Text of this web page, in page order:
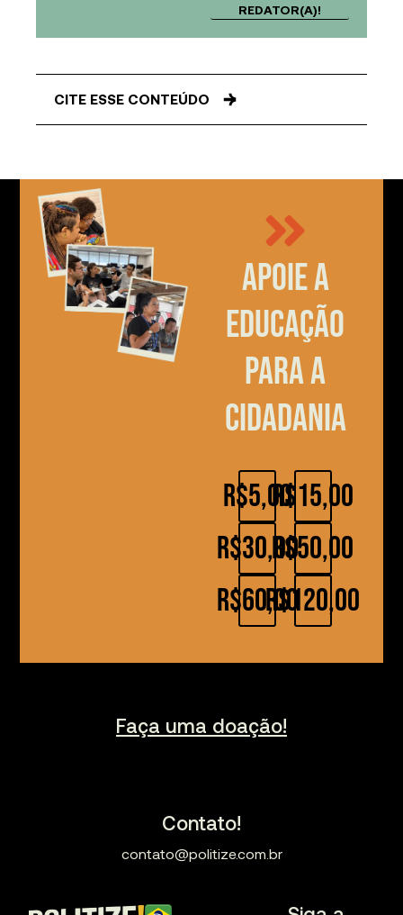
REDATOR(A)!
CITE ESSE CONTEÚDO
Apoie a
educação
para a
cidadania
R$5,00
R$30,00
R$60,00
R$15,00
R$50,00
R$120,00
Faça uma doação!
Contato!
contato@politize.com.br